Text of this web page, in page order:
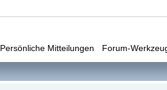
Persönliche Mitteilungen Forum-